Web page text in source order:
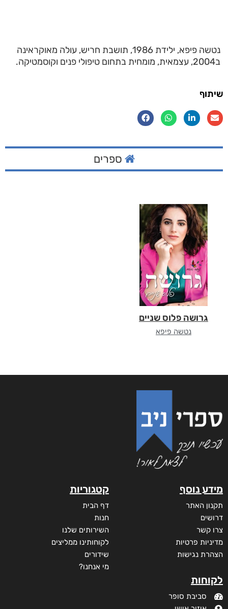
נטשה פיפא, ילידת 1986, תושבת חריש, עולה מאוקראינה
ב2004, עצמאית, מומחית בתחום טיפולי פנים וקוסמטיקה.
שיתוף
ספרים
גרושה פלוס שניים
נטשה פיפא
מידע נוסף
תקנון האתר
דרושים
צרו קשר
מדיניות פרטיות
הצהרת נגישות
לקוחות
סביבת סופר
קטגוריות
דף הבית
חנות
השירותים שלנו
לקוחותינו ממליצים
שידורים
מי אנחנו?